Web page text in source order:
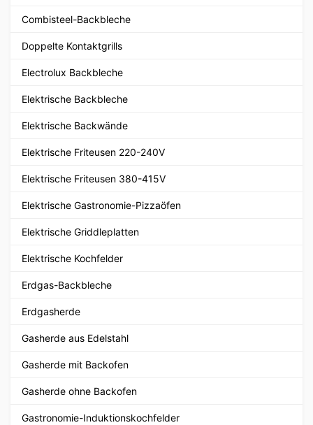
Combisteel-Backbleche
Doppelte Kontaktgrills
Electrolux Backbleche
Elektrische Backbleche
Elektrische Backwände
Elektrische Friteusen 220-240V
Elektrische Friteusen 380-415V
Elektrische Gastronomie-Pizzaöfen
Elektrische Griddleplatten
Elektrische Kochfelder
Erdgas-Backbleche
Erdgasherde
Gasherde aus Edelstahl
Gasherde mit Backofen
Gasherde ohne Backofen
Gastronomie-Induktionskochfelder